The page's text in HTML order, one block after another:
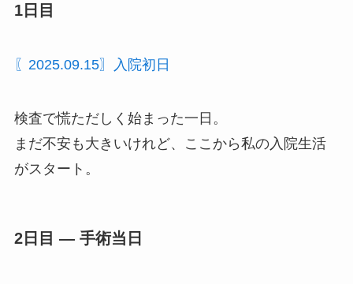
1日目
〖2025.09.15〗入院初日
検査で慌ただしく始まった一日。
まだ不安も大きいけれど、ここから私の入院生活
がスタート。
2日目 ― 手術当日